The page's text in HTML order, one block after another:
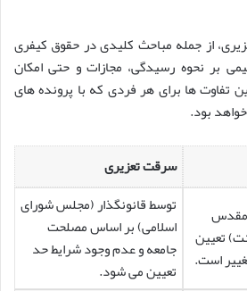
از جمله مباحث کلیدی در حقوق کیفری
بر نحوه رسیدگی، مجازات و حتی امکان
تفاوت ها برای هر فردی که با پرونده های
بود.
سرقت تعزیری
مقدس
تعیین
است.
توسط قانونگذار (مجلس شورای
اسلامی) بر اساس مصلحت
جامعه و عدم وجود شرایط حد
تعیین می شود.